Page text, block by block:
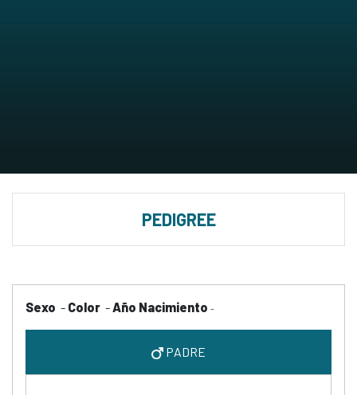
PEDIGREE
Sexo - Color -Año Nacimiento -
PADRE